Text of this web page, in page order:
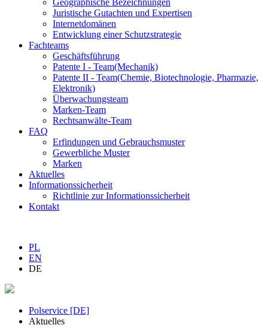
Geographische Bezeichnungen
Juristische Gutachten und Expertisen
Internetdomänen
Entwicklung einer Schutzstrategie
Fachteams
Geschäftsführung
Patente I - Team(Mechanik)
Patente II - Team(Chemie, Biotechnologie, Pharmazie,
Elektronik)
Überwachungsteam
Marken-Team
Rechtsanwälte-Team
FAQ
Erfindungen und Gebrauchsmuster
Gewerbliche Muster
Marken
Aktuelles
Informationssicherheit
Richtlinie zur Informationssicherheit
Kontakt
PL
EN
DE
Polservice [DE]
Aktuelles